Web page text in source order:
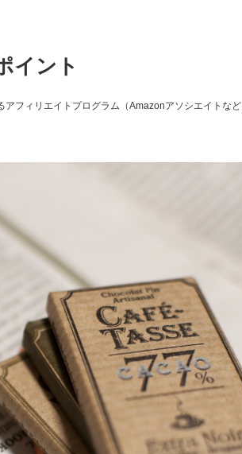
イント
フィリエイトプログラム（Amazonアソシエイトなど